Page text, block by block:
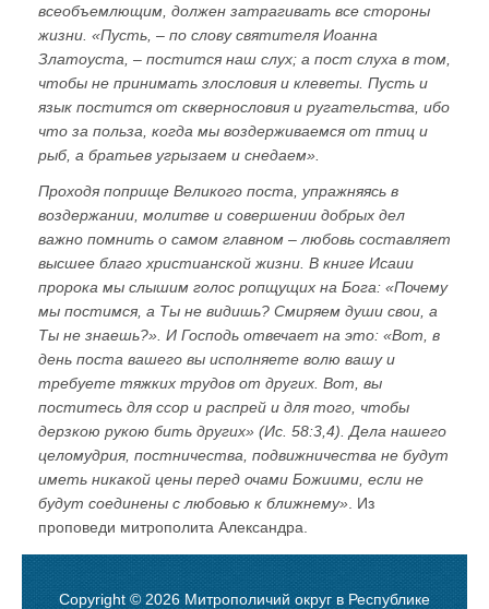
всеобъемлющим, должен затрагивать все стороны
жизни. «Пусть, – по слову святителя Иоанна
Златоуста, – постится наш слух; а пост слуха в том,
чтобы не принимать злословия и клеветы. Пусть и
язык постится от сквернословия и ругательства, ибо
что за польза, когда мы воздерживаемся от птиц и
рыб, а братьев угрызаем и снедаем».
Проходя поприще Великого поста, упражняясь в
воздержании, молитве и совершении добрых дел
важно помнить о самом главном – любовь составляет
высшее благо христианской жизни. В книге Исаии
пророка мы слышим голос ропщущих на Бога: «Почему
мы постимся, а Ты не видишь? Смиряем души свои, а
Ты не знаешь?». И Господь отвечает на это: «Вот, в
день поста вашего вы исполняете волю вашу и
требуете тяжких трудов от других. Вот, вы
поститесь для ссор и распрей и для того, чтобы
дерзкою рукою бить других» (Ис. 58:3,4). Дела нашего
целомудрия, постничества, подвижничества не будут
иметь никакой цены перед очами Божиими, если не
будут соединены с любовью к ближнему» . Из
проповеди митрополита Александра.
Copyright © 2026 Митрополичий округ в Республике